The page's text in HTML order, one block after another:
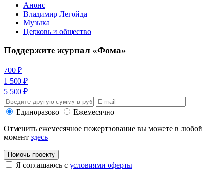
Анонс
Владимир Легойда
Музыка
Церковь и общество
Поддержите журнал «Фома»
700 ₽
1 500 ₽
5 500 ₽
Единоразово
Ежемесячно
Отменить ежемесячное пожертвование вы можете в любой
момент здесь
Помочь проекту
Я соглашаюсь с условиями оферты